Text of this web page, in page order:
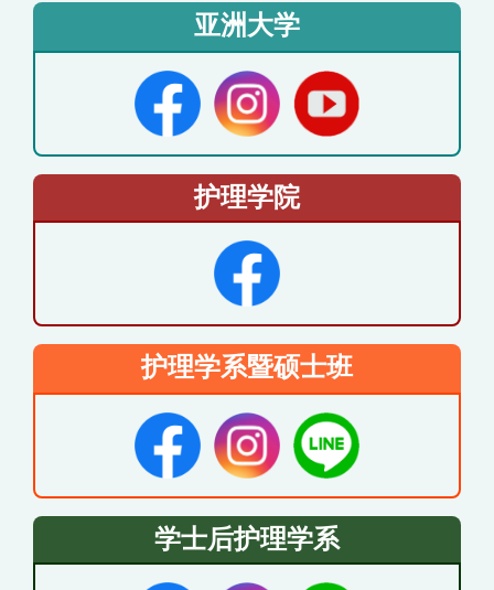
亚洲大学
护理学院
护理学系暨硕士班
学士后护理学系